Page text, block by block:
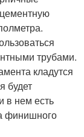
трубами.
кладутся
будет
в нем есть
финишного